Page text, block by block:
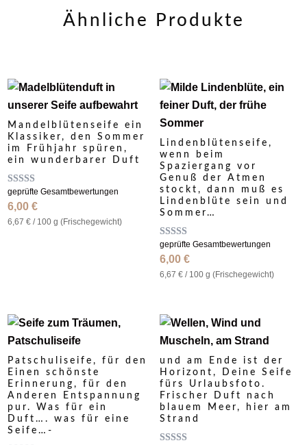
Ähnliche Produkte
Mandelblütenseife ein
Klassiker, den Sommer
im Frühjahr spüren,
ein wunderbarer Duft
Bewertet
mit
4.88
von 5
geprüfte Gesamtbewertungen
6,00€
6,67€ / 100 g (Frische­gewicht)
Lindenblütenseife,
wenn beim
Spaziergang vor
Genuß der Atmen
stockt, dann muß es
Lindenblüte sein und
Sommer…
Bewertet
mit
4.80
von 5
geprüfte Gesamtbewertungen
6,00 €
6,67 €/ 100 g (Frische­gewicht)
Patschuliseife, für den
Einen schönste
Erinnerung, für den
Anderen Entspannung
pur. Was für ein
Duft…. was für eine
Seife…-
und am Ende ist der
Horizont, Deine Seife
fürs Urlaubsfoto.
Frischer Duft nach
blauem Meer, hier am
Strand